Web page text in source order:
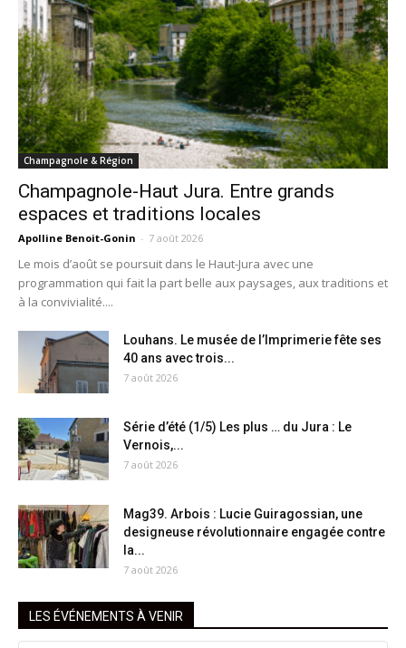
Champagnole & Région
Champagnole-Haut Jura. Entre grands
espaces et traditions locales
Apolline Benoit-Gonin - 7 août 2026
Le mois d’août se poursuit dans le Haut-Jura avec une
programmation qui fait la part belle aux paysages, aux traditions et
à la convivialité....
Louhans. Le musée de l’Imprimerie fête ses
40 ans avec trois...
7 août 2026
Série d’été (1/5) Les plus … du Jura : Le
Vernois,...
7 août 2026
Mag39. Arbois : Lucie Guiragossian, une
designeuse révolutionnaire engagée contre
la...
7 août 2026
LES ÉVÉNEMENTS À VENIR